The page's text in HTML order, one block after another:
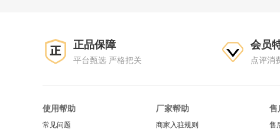
正品保障
平台甄选 严格把关
会员
点评消
使用帮助
常见问题
厂家帮助
商家入驻规则
售
售